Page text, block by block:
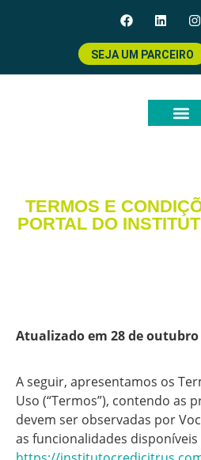
SEJA UM PARCEIRO
TERMOS E
PORTAL DO
Atualizado em 28 de outubro
A seguir, apresentamos os
Uso (“Termos”), contendo as
devem ser observadas por
as funcionalidades